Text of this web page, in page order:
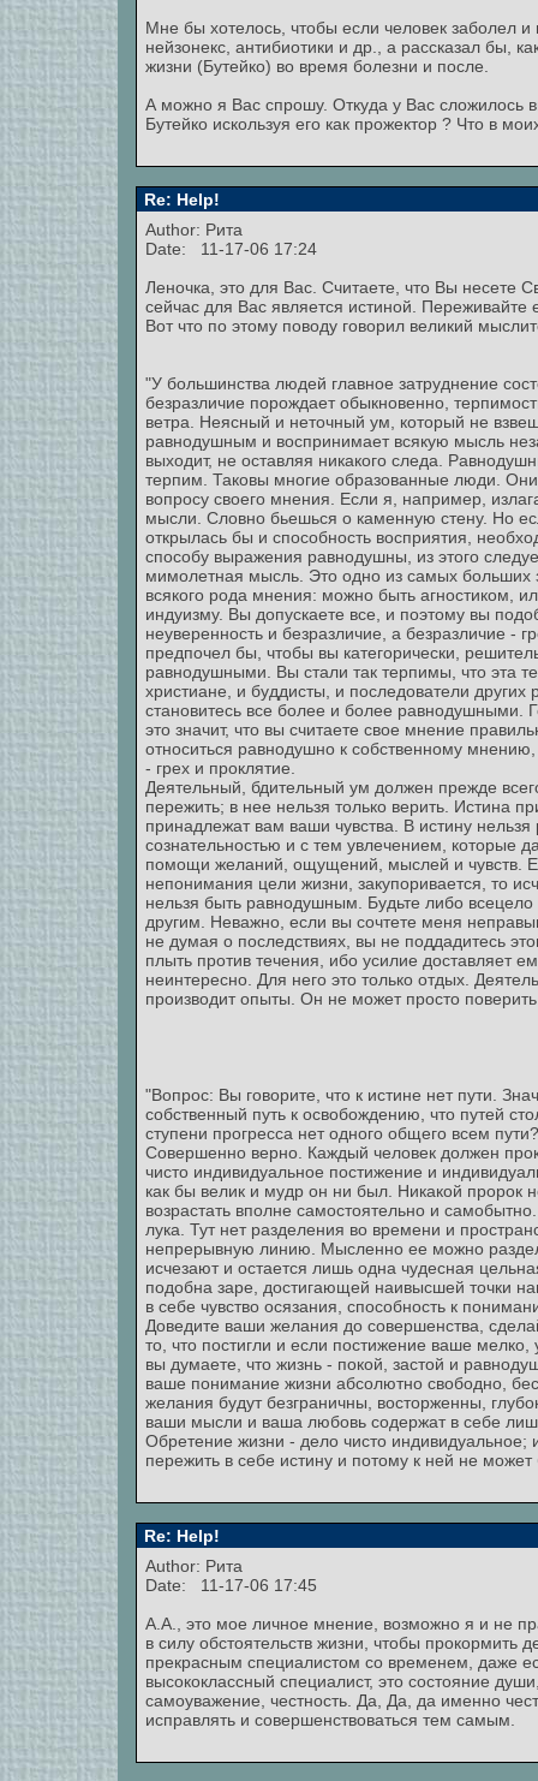
Мне бы хотелось, чтобы если человек заболел
нейзонекс, антибиотики и др., а рассказал бы,
жизни (Бутейко) во время болезни и после.
А можно я Вас спрошу. Откуда у Вас сложилось
Бутейко искользуя его как прожектор ? Что в
Re: Help!
Author: Рита
Date: 11-17-06 17:24
Леночка, это для Вас. Считаете, что Вы несете
сейчас для Вас является истиной. Переживайте
Вот что по этому поводу говорил великий
"У большинства людей главное затруднение
безразличие порождает обыкновенно,
ветра. Неясный и неточный ум, который не
равнодушным и воспринимает всякую мысль
выходит, не оставляя никакого следа.
терпим. Таковы многие образованные люди.
вопросу своего мнения. Если я, например,
мысли. Словно бьешься о каменную стену. Но
открылась бы и способность восприятия,
способу выражения равнодушны, из этого
мимолетная мысль. Это одно из самых больших
всякого рода мнения: можно быть агностиком,
индуизму. Вы допускаете все, и поэтому вы
неуверенность и безразличие, а безразличие -
предпочел бы, чтобы вы категорически,
равнодушными. Вы стали так терпимы, что эта
христиане, и буддисты, и последователи
становитесь все более и более равнодушными.
это значит, что вы считаете свое мнение
относиться равнодушно к собственному
- грех и проклятие.
Деятельный, бдительный ум должен прежде
пережить; в нее нельзя только верить. Истина
принадлежат вам ваши чувства. В истину
сознательностью и с тем увлечением, которые
помощи желаний, ощущений, мыслей и чувств.
непонимания цели жизни, закупоривается, то
нельзя быть равнодушным. Будьте либо
другим. Неважно, если вы сочтете меня
не думая о последствиях, вы не поддадитесь
плыть против течения, ибо усилие доставляет
неинтересно. Для него это только отдых.
производит опыты. Он не может просто
"Вопрос: Вы говорите, что к истине нет пути.
собственный путь к освобождению, что путей
ступени прогресса нет одного общего всем пути?
Совершенно верно. Каждый человек должен
чисто индивидуальное постижение и
как бы велик и мудр он ни был. Никакой пророк
возрастать вполне самостоятельно и
лука. Тут нет разделения во времени и
непрерывную линию. Мысленно ее можно
исчезают и остается лишь одна чудесная
подобна заре, достигающей наивысшей точки
в себе чувство осязания, способность к
Доведите ваши желания до совершенства,
то, что постигли и если постижение ваше
вы думаете, что жизнь - покой, застой и
ваше понимание жизни абсолютно свободно,
желания будут безграничны, восторженны,
ваши мысли и ваша любовь содержат в себе
Обретение жизни - дело чисто
пережить в себе истину и потому к ней не может
Re: Help!
Author: Рита
Date: 11-17-06 17:45
А.А., это мое личное мнение, возможно я и не
в силу обстоятельств жизни, чтобы прокормить
прекрасным специалистом со временем, даже
высококлассный специалист, это состояние
самоуважение, честность. Да, Да, да именно
исправлять и совершенствоваться тем самым.